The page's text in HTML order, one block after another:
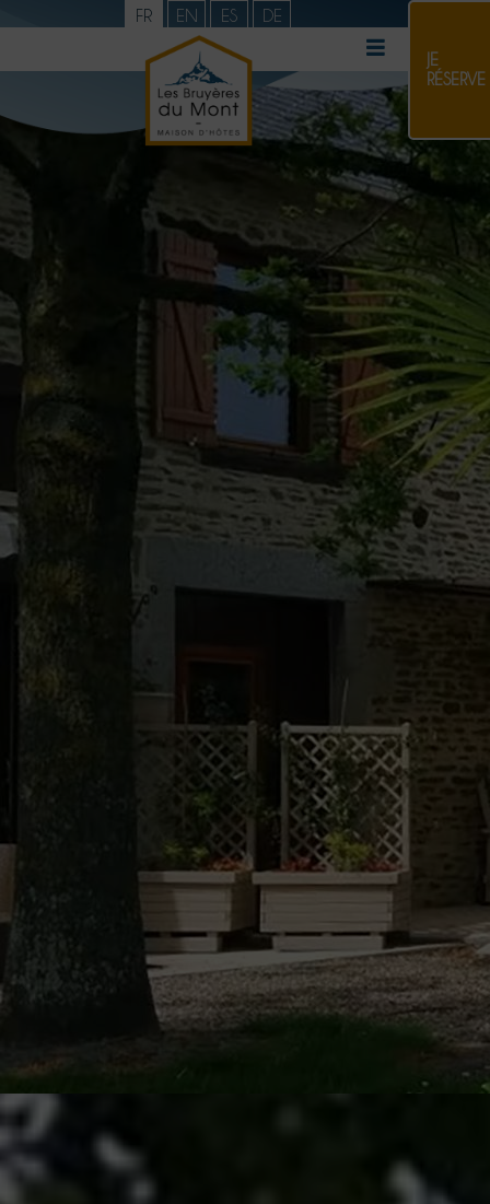
FR EN ES DE
JE
RÉSERVE